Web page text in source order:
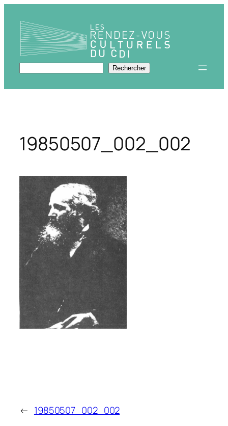
contenu
Rechercher Rechercher
19850507_002_002
← 19850507_002_002